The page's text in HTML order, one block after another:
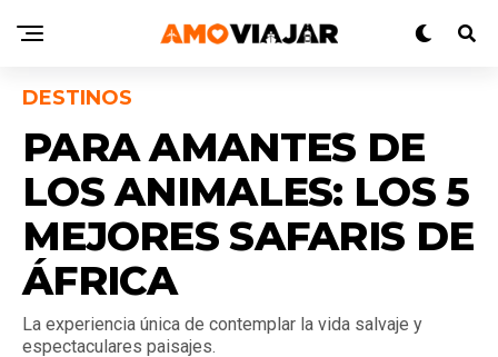
DESTINOS
PARA AMANTES DE
LOS ANIMALES: LOS 5
MEJORES SAFARIS DE
ÁFRICA
La experiencia única de contemplar la vida salvaje y
espectaculares paisajes.